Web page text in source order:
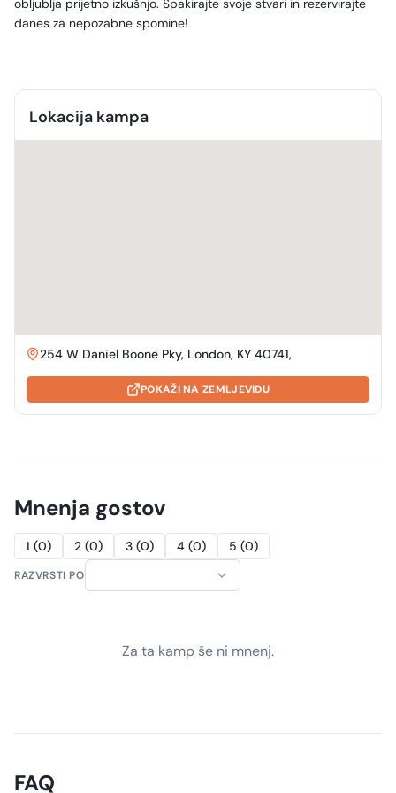
obljublja prijetno izkušnjo. Spakirajte svoje stvari in rezervirajte
danes za nepozabne spomine!
Lokacija kampa
254 W Daniel Boone Pky, London, KY 40741,
POKAŽI NA ZEMLJEVIDU
Mnenja gostov
1 (0) 2 (0) 3 (0) 4 (0) 5 (0)
RAZVRSTI PO
Za ta kamp še ni mnenj.
FAQ